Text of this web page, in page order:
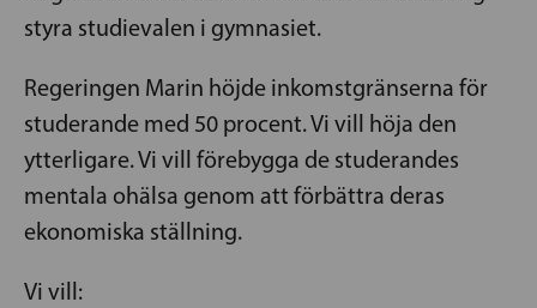
styra studievalen i gymnasiet.
Regeringen Marin höjde inkomstgränserna för
studerande med 50 procent. Vi vill höja den
ytterligare. Vi vill förebygga de studerandes
mentala ohälsa genom att förbättra deras
ekonomiska ställning.
Vi vill: